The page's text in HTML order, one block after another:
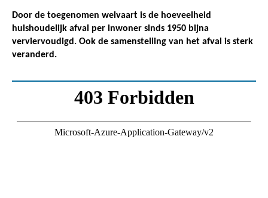
Door de toegenomen welvaart is de hoeveelheid
huishoudelijk afval per inwoner sinds 1950 bijna
verviervoudigd. Ook de samenstelling van het afval is sterk
veranderd.